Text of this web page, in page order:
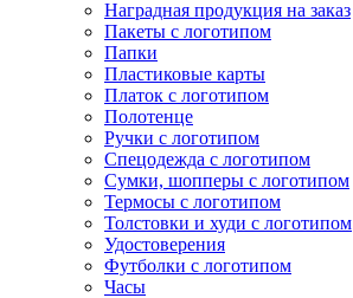
Наградная продукция на заказ
Пакеты с логотипом
Папки
Пластиковые карты
Платок с логотипом
Полотенце
Ручки с логотипом
Спецодежда с логотипом
Сумки, шопперы с логотипом
Термосы с логотипом
Толстовки и худи с логотипом
Удостоверения
Футболки с логотипом
Часы